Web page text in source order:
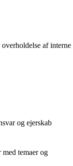
af interne
og ejerskab
temaer og